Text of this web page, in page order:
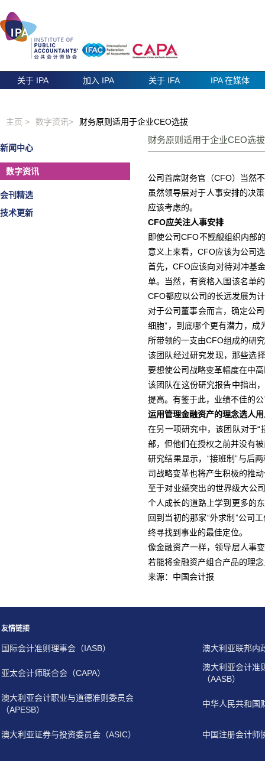
关于 IPA 加入 IPA 关于 IFA IPA 在媒体
主页 > 数字资讯> 财务原则适用于企业CEO选拔
新闻中心
数字资讯
会刊精选
技术更新
财务原则适用于企业CEO
公司首席财务官（CFO）当然
虽然领导层对于人事安排的决
应该考虑的。
CFO应关注人事安排
即使公司CFO不觊觎组织内部
意义上来看，CFO应该为公司
首先，CFO应该向对待对冲基
单。当然，有资格入围该名单
CFO都应以公司的长远发展为
对于公司董事会而言，确定公
细胞”，到底哪个更有潜力，
所带领的一支由CFO组成的研
该团队经过研究发现，那些选
要想使公司战略变革幅度在中
该团队在这份研究报告中指出
提高。有鉴于此，业绩不佳的
运用管理金融资产的理念选人
在另一项研究中，该团队对于“
部，但他们在授权之前并没有
研究结果显示，“接班制”与后
司战略变革也将产生积极的推
至于对业绩突出的世界级大公
个人成长的道路上学到更多的
回到当初的那家“外求制”公司
终寻找到事业的最佳定位。
像金融资产一样，领导层人事
若能将金融资产组合产品的理
来源：中国会计报
友情链接
国际会计准则理事会（IASB） 澳大利亚联邦内
亚太会计师联合会（CAPA）
澳大利亚会计准
（AASB）
澳大利亚会计职业与道德准则委员会
（APESB）
中华人民共和国
澳大利亚证券与投资委员会（ASIC） 中国注册会计师